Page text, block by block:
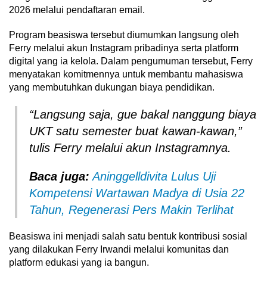
2026 melalui pendaftaran email.
Program beasiswa tersebut diumumkan langsung oleh
Ferry melalui akun Instagram pribadinya serta platform
digital yang ia kelola. Dalam pengumuman tersebut, Ferry
menyatakan komitmennya untuk membantu mahasiswa
yang membutuhkan dukungan biaya pendidikan.
“Langsung saja, gue bakal nanggung biaya
UKT satu semester buat kawan-kawan,”
tulis Ferry melalui akun Instagramnya.
Baca juga: Aninggelldivita Lulus Uji
Kompetensi Wartawan Madya di Usia 22
Tahun, Regenerasi Pers Makin Terlihat
Beasiswa ini menjadi salah satu bentuk kontribusi sosial
yang dilakukan Ferry Irwandi melalui komunitas dan
platform edukasi yang ia bangun.